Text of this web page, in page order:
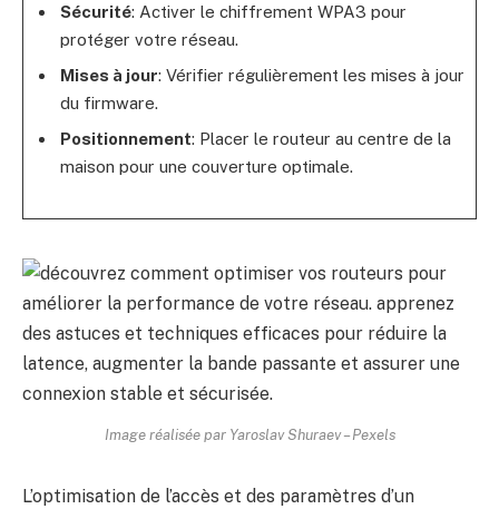
Sécurité: Activer le chiffrement WPA3 pour
protéger votre réseau.
Mises à jour: Vérifier régulièrement les mises à jour
du firmware.
Positionnement: Placer le routeur au centre de la
maison pour une couverture optimale.
Image réalisée par Yaroslav Shuraev – Pexels
L’optimisation de l’accès et des paramètres d’un